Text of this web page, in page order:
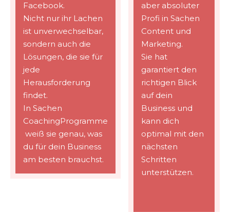
Facebook.
Nicht nur ihr Lachen
ist unverwechselbar,
sondern auch die
Lösungen, die sie für
jede
Herausforderung
findet.
In Sachen
CoachingProgramme
weiß sie genau, was
du für dein Business
am besten brauchst.
aber absoluter
Profi in Sachen
Content und
Marketing.
Sie hat
garantiert den
richtigen Blick
auf dein
Business und
kann dich
optimal mit den
nächsten
Schritten
unterstützen.